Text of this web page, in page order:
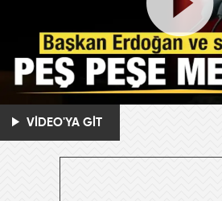
VİDEO'YA GİT